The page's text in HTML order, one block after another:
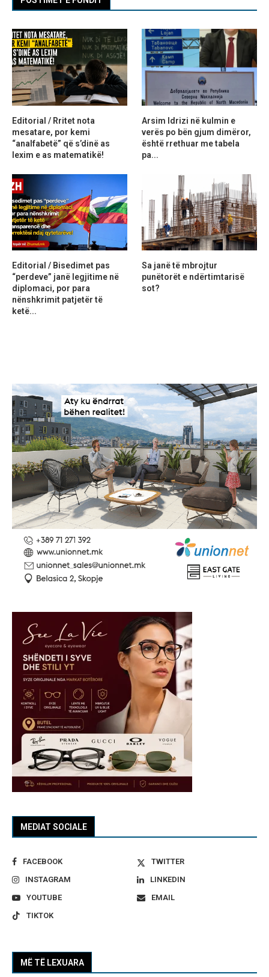
MEDIAT SOCIALE
FACEBOOK
TWITTER
INSTAGRAM
LINKEDIN
YOUTUBE
EMAIL
TIKTOK
MË TË LEXUARA
Editorial / Rritet nota
mesatare, por kemi
“analfabetë” që s’dinë as
lexim e as matematikë!
Arsim Idrizi në kulmin e
verës po bën gjum dimëror,
është rrethuar me tabela
pa...
Editorial / Bisedimet pas
“perdeve” janë legjitime në
diplomaci, por para
nënshkrimit patjetër të
ketë...
Sa janë të mbrojtur
punëtorët e ndërtimtarisë
sot?